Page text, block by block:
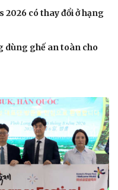
2026 có thay đổi ở hạng
dùng ghế an toàn cho